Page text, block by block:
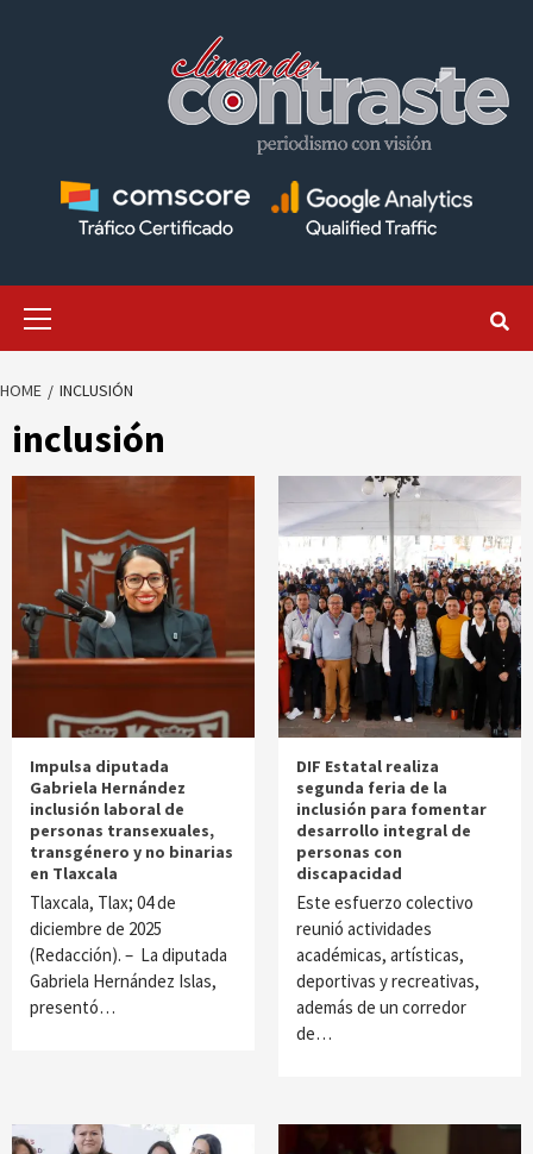
HOME INCLUSIÓN
inclusión
Impulsa diputada
Gabriela Hernández
inclusión laboral de
personas transexuales,
transgénero y no binarias
en Tlaxcala
Tlaxcala, Tlax; 04 de
diciembre de 2025
(Redacción). – La diputada
Gabriela Hernández Islas,
presentó…
DIF Estatal realiza
segunda feria de la
inclusión para fomentar
desarrollo integral de
personas con
discapacidad
Este esfuerzo colectivo
reunió actividades
académicas, artísticas,
deportivas y recreativas,
además de un corredor
de…